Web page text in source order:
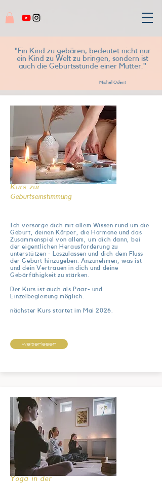
"Ein Kind zu gebären, bedeutet nicht nur
ein Kind zu Welt zu bringen, sondern ist
auch die Geburtsstunde einer Mutter."
Michel Odent
Kurs zur
Geburtseinstimmung
Ich versorge dich mit allem Wissen rund um die
Geburt, deinen Körper, die Hormone und das
Zusammenspiel von allem, um dich dann, bei
der eigentlichen Herausforderung zu
unterstützen - Loszulassen und dich dem Fluss
der Geburt hinzugeben. Anzunehmen, was ist
und dein Vertrauen in dich und deine
Gebärfähigkeit zu stärken.
Der Kurs ist auch als Paar- und
Einzelbegleitung möglich.
nächster Kurs startet im Mai 2026.
weiterlesen
Yoga in der